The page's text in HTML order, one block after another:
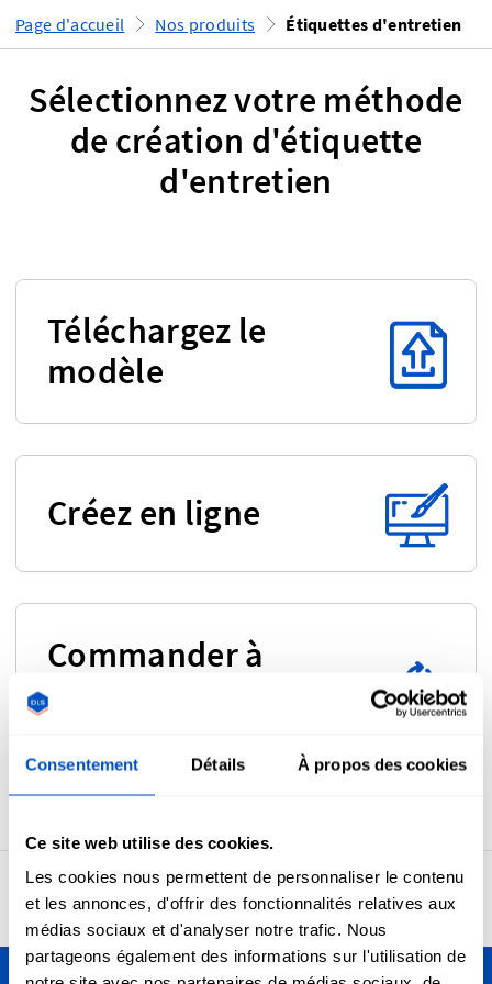
Consentement Détails À propos des cookies
Ce site web utilise des cookies.
Les cookies nous permettent de personnaliser le contenu
et les annonces, d'offrir des fonctionnalités relatives aux
médias sociaux et d'analyser notre trafic. Nous
partageons également des informations sur l'utilisation de
Page d'accueil Nos produits Étiquettes d'entretien
Sélectionnez votre méthode
de création d'étiquette
d'entretien
Téléchargez le
modèle
Créez en ligne
Commander à
nouveau un
4,7 24 945 avis